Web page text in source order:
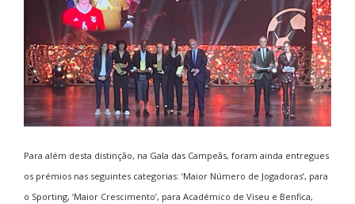
Para além desta distinção, na Gala das Campeãs, foram ainda entregues
os prémios nas seguintes categorias: ‘Maior Número de Jogadoras’, para
o Sporting, ‘Maior Crescimento’, para Académico de Viseu e Benfica,